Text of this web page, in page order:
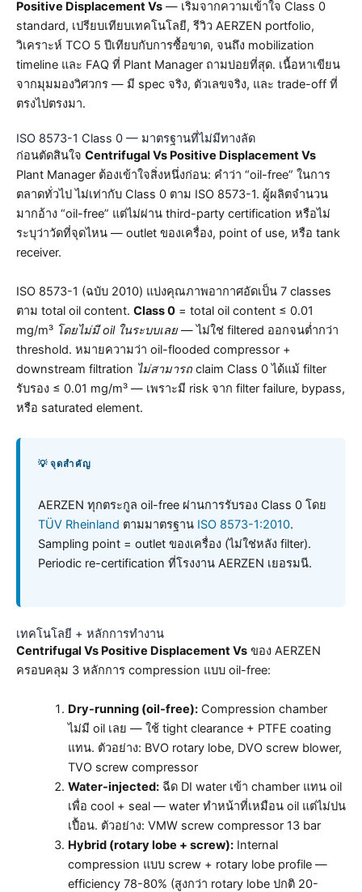
Positive Displacement Vs — เริ่มจากความเข้าใจ Class 0
standard, เปรียบเทียบเทคโนโลยี, รีวิว AERZEN portfolio,
วิเคราะห์ TCO 5 ปีเทียบกับการซื้อขาด, จนถึง mobilization
timeline และ FAQ ที่ Plant Manager ถามบ่อยที่สุด. เนื้อหาเขียน
จากมุมมองวิศวกร — มี spec จริง, ตัวเลขจริง, และ trade-off ที่
ตรงไปตรงมา.
ISO 8573-1 Class 0 — มาตรฐานที่ไม่มีทางลัด
ก่อนตัดสินใจ Centrifugal Vs Positive Displacement Vs
Plant Manager ต้องเข้าใจสิ่งหนึ่งก่อน: คำว่า “oil-free” ในการ
ตลาดทั่วไป ไม่เท่ากับ Class 0 ตาม ISO 8573-1. ผู้ผลิตจำนวน
มากอ้าง “oil-free” แต่ไม่ผ่าน third-party certification หรือไม่
ระบุว่าวัดที่จุดไหน — outlet ของเครื่อง, point of use, หรือ tank
receiver.
ISO 8573-1 (ฉบับ 2010) แบ่งคุณภาพอากาศอัดเป็น 7 classes
ตาม total oil content. Class 0 = total oil content ≤ 0.01
mg/m³ โดยไม่มี oil ในระบบเลย— ไม่ใช่ filtered ออกจนต่ำกว่า
threshold. หมายความว่า oil-flooded compressor +
downstream filtration ไม่สามารถ claim Class 0 ได้แม้ filter
รับรอง ≤ 0.01 mg/m³ — เพราะมี risk จาก filter failure, bypass,
หรือ saturated element.
💡 จุดสำคัญ
AERZEN ทุกตระกูล oil-free ผ่านการรับรอง Class 0 โดย
TÜV Rheinland ตามมาตรฐาน ISO 8573-1:2010.
Sampling point = outlet ของเครื่อง (ไม่ใช่หลัง filter).
Periodic re-certification ที่โรงงาน AERZEN เยอรมนี.
เทคโนโลยี + หลักการทำงาน
Centrifugal Vs Positive Displacement Vs ของ AERZEN
ครอบคลุม 3 หลักการ compression แบบ oil-free:
Dry-running (oil-free):Compression chamber
ไม่มี oil เลย — ใช้ tight clearance + PTFE coating
แทน. ตัวอย่าง: BVO rotary lobe, DVO screw blower,
TVO screw compressor
Water-injected:ฉีด DI water เข้า chamber แทน oil
เพื่อ cool + seal — water ทำหน้าที่เหมือน oil แต่ไม่ปน
เปื้อน. ตัวอย่าง: VMW screw compressor 13 bar
Hybrid (rotary lobe + screw):Internal
compression แบบ screw + rotary lobe profile —
efficiency 78-80% (สูงกว่า rotary lobe ปกติ 20-